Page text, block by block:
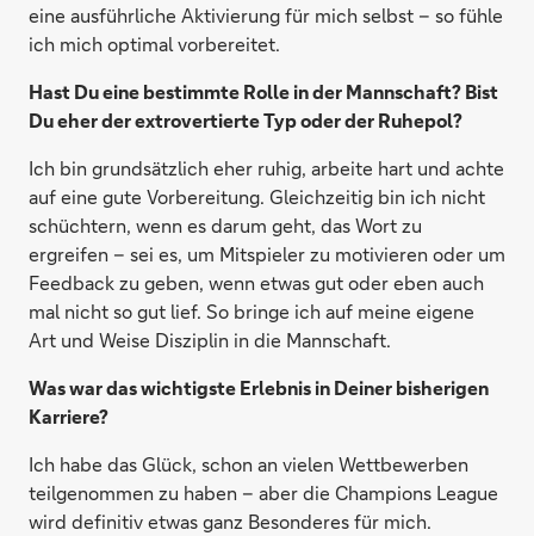
eine ausführliche Aktivierung für mich selbst – so fühle
ich mich optimal vorbereitet.
Hast Du eine bestimmte Rolle in der Mannschaft? Bist
Du eher der extrovertierte Typ oder der Ruhepol?
Ich bin grundsätzlich eher ruhig, arbeite hart und achte
auf eine gute Vorbereitung. Gleichzeitig bin ich nicht
schüchtern, wenn es darum geht, das Wort zu
ergreifen – sei es, um Mitspieler zu motivieren oder um
Feedback zu geben, wenn etwas gut oder eben auch
mal nicht so gut lief. So bringe ich auf meine eigene
Art und Weise Disziplin in die Mannschaft.
Was war das wichtigste Erlebnis in Deiner bisherigen
Karriere?
Ich habe das Glück, schon an vielen Wettbewerben
teilgenommen zu haben – aber die Champions League
wird definitiv etwas ganz Besonderes für mich.